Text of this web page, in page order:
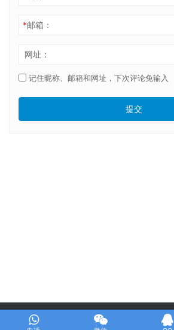
*邮箱：
网址：
记住昵称、邮箱和网址，下次评论免输入
提交
Copyright © 2020 球行天下体育俱乐部 版权所有